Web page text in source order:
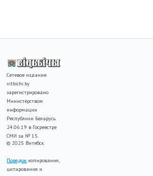
Сетевое издание
vitbichi.by
зарегистрировано
Министерством
информации
Республики Беларусь
24.06.19 в Госреестре
СМИ за № 15.
© 2025 Витебск
Порядок копирования,
цитирования и